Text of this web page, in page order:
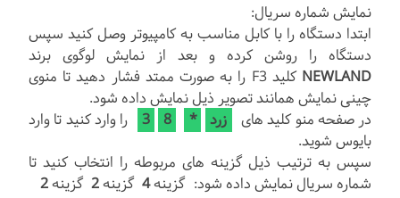
نمایش شماره سریال:
ابتدا دستگاه را با کابل مناسب به کامپیوتر وصل کنید سپس
دستگاه را روشن کرده و بعد از نمایش لوگوی برند
NEWLAND
کلید F3 را به صورت ممتد فشار دهید تا منوی
چینی نمایش همانند تصویر ذیل نمایش داده شود.
در صفحه منو کلید های زرد *
8
3
را وارد کنید تا وارد
بایوس شوید.
سپس به ترتیب ذیل گزینه های مربوطه را انتخاب کنید تا
شماره سریال نمایش داده شود: گزینه4 گزینه2 گزینه2